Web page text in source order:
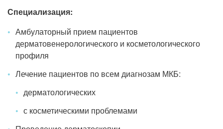
Специализация:
Амбулаторный прием пациентов
дерматовенерологического и косметологического
профиля
Лечение пациентов по всем диагнозам МКБ:
дерматологических
с косметическими проблемами